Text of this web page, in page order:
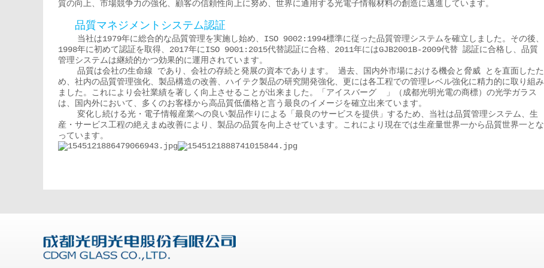
質の向上、市場競争力の強化、顧客の信頼性向上に努め、世界に通用する光電子情報材料の創造に邁進しています。
品質マネジメントシステム認証
当社は1979年に総合的な品質管理を実施し始め、ISO 9002:1994標準に従った品質管理システムを確立しました。その後、
1998年に初めて認証を取得、2017年にISO 9001:2015代替認証に合格、2011年にはGJB2001B-2009代替 認証に合格し、品質
管理システムは継続的かつ効果的に運用されています。
品質は会社の生命線 であり、会社の存続と発展の資本であります。 過去、国内外市場における機会と脅威 とを直面したた
め、社内の品質管理強化、製品構造の改善、ハイテク製品の研究開発強化、更には各工程での管理レベル強化に精力的に取り組み
ました。これにより会社業績を著しく向上させることが出来ました。「アイスバーグ 」（成都光明光電の商標）の光学ガラス
は、国内外において、多くのお客様から高品質低価格と言う最良のイメージを確立出来ています。
変化し続ける光・電子情報産業への良い製品作りによる「最良のサービスを提供」するため、当社は品質管理システム、生
産・サービス工程の絶えまぬ改善により、製品の品質を向上させています。これにより現在では生産量世界一から品質世界一とな
っています。